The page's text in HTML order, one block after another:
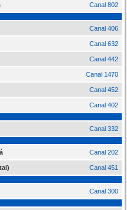
Canal 802
Canal 406
Canal 632
Canal 442
Canal 1470
Canal 452
Canal 402
Canal 332
Canal 202
Canal 451
Canal 300